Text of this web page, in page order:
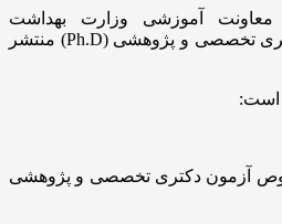
معاونت آموزشی وزارت بهداشت
اطلاعیه‌ای درباره آزمون دکتری تخصصی و پژوهشی (Ph.D) منتشر
است:
آزمون دکتری تخصصی و پژوهشی